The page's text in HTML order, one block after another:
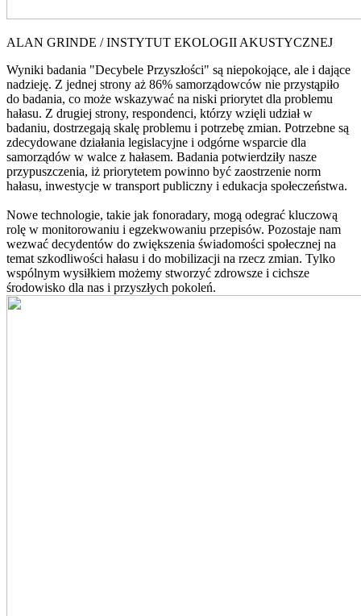
ALAN GRINDE / INSTYTUT EKOLOGII AKUSTYCZNEJ
Wyniki badania "Decybele Przyszłości" są niepokojące, ale i dające
nadzieję. Z jednej strony aż 86% samorządowców nie przystąpiło
do badania, co może wskazywać na niski priorytet dla problemu
hałasu. Z drugiej strony, respondenci, którzy wzięli udział w
badaniu, dostrzegają skalę problemu i potrzebę zmian. Potrzebne są
zdecydowane działania legislacyjne i odgórne wsparcie dla
samorządów w walce z hałasem. Badania potwierdziły nasze
przypuszczenia, iż priorytetem powinno być zaostrzenie norm
hałasu, inwestycje w transport publiczny i edukacja społeczeństwa.
Nowe technologie, takie jak fonoradary, mogą odegrać kluczową
rolę w monitorowaniu i egzekwowaniu przepisów. Pozostaje nam
wezwać decydentów do zwiększenia świadomości społecznej na
temat szkodliwości hałasu i do mobilizacji na rzecz zmian. Tylko
wspólnym wysiłkiem możemy stworzyć zdrowsze i cichsze
środowisko dla nas i przyszłych pokoleń.